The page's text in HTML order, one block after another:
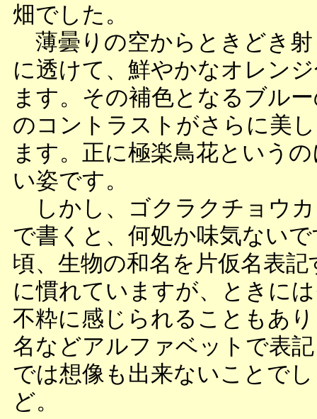
畑でした。
薄曇りの空からときどき射
に透けて、鮮やかなオレン
ます。その補色となるブル
のコントラストがさらに美
ます。正に極楽鳥花という
い姿です。
しかし、ゴクラクチョウ
で書くと、何処か味気ない
頃、生物の和名を片仮名表記
に慣れていますが、ときに
不粋に感じられることもあ
名などアルファベットで表
では想像も出来ないことで
ど。